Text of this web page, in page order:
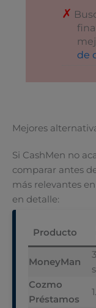
de
Mejores
Si CashMen no
comparar antes
más relevantes
en detalle:
Producto
MoneyMan
Cozmo
Préstamos